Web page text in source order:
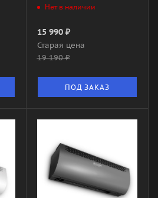
Нет в наличии
15 990₽
Старая цена
19 190₽
ПОД ЗАКАЗ